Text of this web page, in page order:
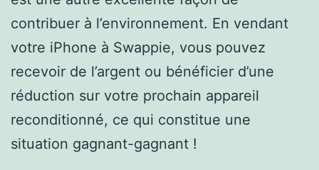
contribuer à l’environnement. En vendant
votre iPhone à Swappie, vous pouvez
recevoir de l’argent ou bénéficier d’une
réduction sur votre prochain appareil
reconditionné, ce qui constitue une
situation gagnant-gagnant !